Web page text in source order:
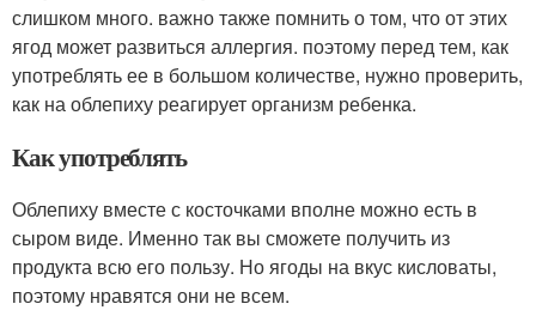
слишком много. важно также помнить о том, что от этих
ягод может развиться аллергия. поэтому перед тем, как
употреблять ее в большом количестве, нужно проверить,
как на облепиху реагирует организм ребенка.
Как употреблять
Облепиху вместе с косточками вполне можно есть в
сыром виде. Именно так вы сможете получить из
продукта всю его пользу. Но ягоды на вкус кисловаты,
поэтому нравятся они не всем.